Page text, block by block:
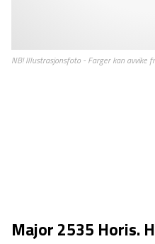
Major 2535 Horis. H